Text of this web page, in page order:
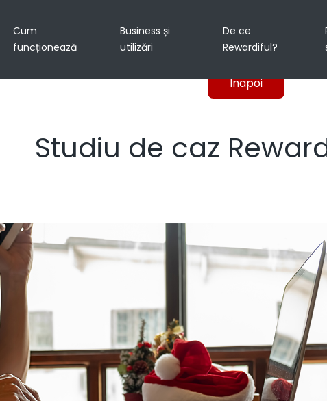
Cum
funcționează
Business și
utilizări
De ce
Rewardiful?
Inapoi
Studiu de caz